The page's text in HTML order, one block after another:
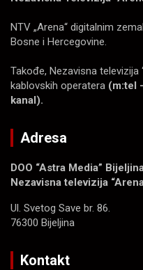
NTV „Arena“ digitalnim
Bosne i Hercegovine.
Takođe, Nezavisna televizija
kablovskih operatera (m:tel
kanal).
Adresa
DOO “Astra Media”
Nezavisna televizija
Ul. Svetog Save br. 86.
76300 Bijeljina
Kontakt